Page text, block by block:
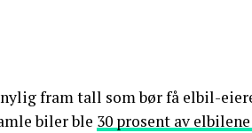
nylig fram tall som bør få elbil-
biler ble 30 prosent av